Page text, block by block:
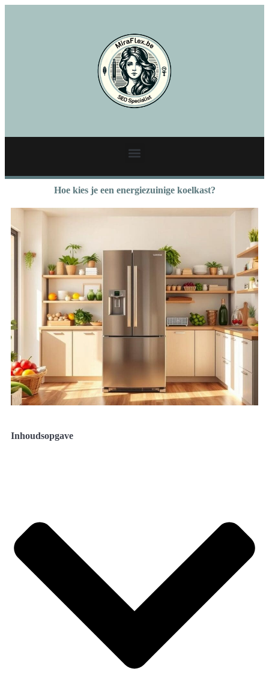
Hoe kies je een energiezuinige koelkast?
Inhoudsopgave